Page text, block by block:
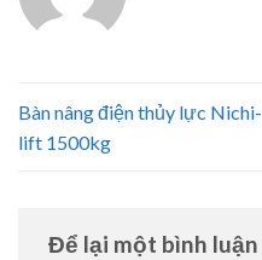
Bàn nâng điện thủy lực Nichi-
lift 1500kg
Để lại một bình luận